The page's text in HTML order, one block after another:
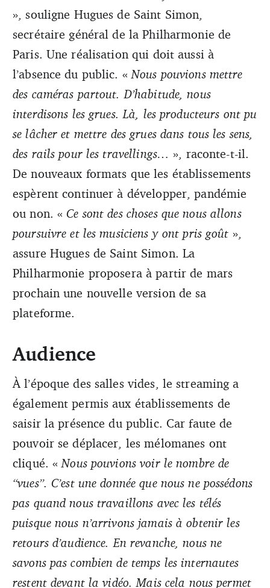
», souligne Hugues de Saint Simon,
secrétaire général de la Philharmonie de
Paris. Une réalisation qui doit aussi à
l’absence du public. « Nous pouvions mettre
des caméras partout. D’habitude, nous
interdisons les grues. Là, les producteurs ont pu
se lâcher et mettre des grues dans tous les sens,
des rails pour les travellings… », raconte-t-il.
De nouveaux formats que les établissements
espèrent continuer à développer, pandémie
ou non. «Ce sont des choses que nous allons
poursuivre et les musiciens y ont pris goût »,
assure Hugues de Saint Simon. La
Philharmonie proposera à partir de mars
prochain une nouvelle version de sa
plateforme.
Audience
À l’époque des salles vides, le streaming a
également permis aux établissements de
saisir la présence du public. Car faute de
pouvoir se déplacer, les mélomanes ont
cliqué. « Nous pouvions voir le nombre de
“vues”. C’est une donnée que nous ne possédons
pas quand nous travaillons avec les télés
puisque nous n’arrivons jamais à obtenir les
retours d’audience. En revanche, nous ne
savons pas combien de temps les internautes
restent devant la vidéo. Mais cela nous permet